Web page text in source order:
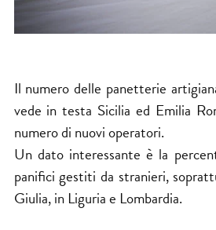
Il numero delle panetterie
vede in testa Sicilia ed Emilia
numero di nuovi operatori.
Un dato interessante è la
panifici gestiti da stranieri,
Giulia, in Liguria e Lombardia.